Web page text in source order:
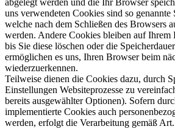
uns verwendeten Cookies sind so genannte
welche nach dem Schließen des Browsers
werden. Andere Cookies bleiben auf Ihrem
bis Sie diese löschen oder die
ermöglichen es uns, Ihren Browser beim
wiederzuerkennen.
Teilweise dienen die Cookies dazu, durch
Einstellungen Websiteprozesse zu
bereits ausgewählter Optionen). Sofern
implementierte Cookies auch
werden, erfolgt die Verarbeitung gemäß